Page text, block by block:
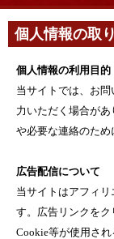
個人情報の取
個人情報の利用目的
当サイトでは、お
力いただく場合が
や必要な連絡のため
広告配信について
当サイトはアフィ
す。広告リンクをク
Cookie等が使用され